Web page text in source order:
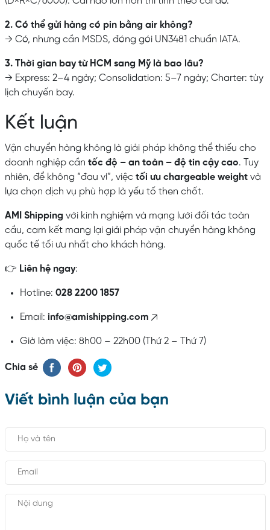
2. Có thể gửi hàng có pin bằng air không?
→ Có, nhưng cần MSDS, đóng gói UN3481 chuẩn IATA.
3. Thời gian bay từ HCM sang Mỹ là bao lâu?
→ Express: 2–4 ngày; Consolidation: 5–7 ngày; Charter: tùy
lịch chuyến bay.
Kết luận
Vận chuyển hàng không là giải pháp không thể thiếu cho
doanh nghiệp cần tốc độ – an toàn – độ tin cậy cao. Tuy
nhiên, để không “đau ví”, việc tối ưu chargeable weightvà
lựa chọn dịch vụ phù hợp là yếu tố then chốt.
AMI Shipping với kinh nghiệm và mạng lưới đối tác toàn
cầu, cam kết mang lại giải pháp vận chuyển hàng không
quốc tế tối ưu nhất cho khách hàng.
👉 Liên hệ ngay:
Hotline: 028 2200 1857
Email: info@amishipping.com
Giờ làm việc: 8h00 – 22h00 (Thứ 2 – Thứ 7)
Chia sẻ
Viết bình luận của bạn